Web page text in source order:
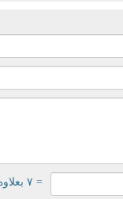
= ۷ بعلاوه ۵